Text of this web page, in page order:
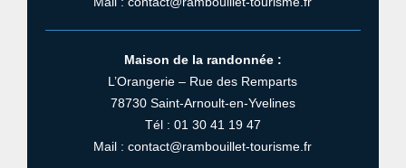
Maison de la randonnée :
L’Orangerie – Rue des Remparts
78730 Saint-Arnoult-en-Yvelines
Tél : 01 30 41 19 47
Mail : contact@rambouillet-tourisme.fr